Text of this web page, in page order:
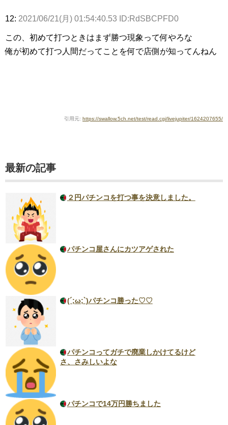
12: 2021/06/21(月) 01:54:40.53 ID:RdSBCPFD0
この、初めて打つときはまず勝つ現象って何やろな
俺が初めて打つ人間だってことを何で店側が知ってんねん
引用元: https://swallow.5ch.net/test/read.cgi/livejupiter/1624207655/
最新の記事
２円パチンコを打つ事を決意しました。
パチンコ屋さんにカツアゲされた
(´;ω;`)パチンコ勝った♡♡
パチンコってガチで廃業しかけてるけど
さ、さみしいよな
パチンコで14万円勝ちました